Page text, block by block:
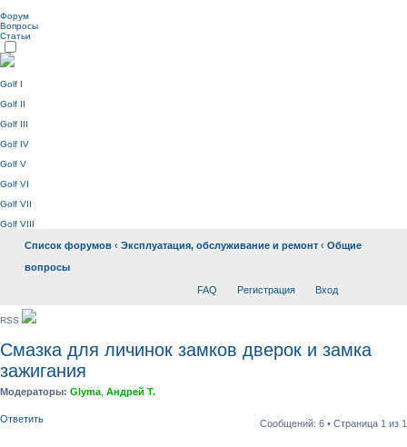
Форум
Вопросы
Статьи
Golf I
Golf II
Golf III
Golf IV
Golf V
Golf VI
Golf VII
Golf VIII
Список форумов ‹ Эксплуатация, обслуживание и ремонт ‹ Общие
вопросы
FAQ Регистрация Вход
RSS
Смазка для личинок замков дверок и замка
зажигания
Модераторы: Glyma Андрей Т.
Ответить Сообщений: 6 • Страница 1 из 1